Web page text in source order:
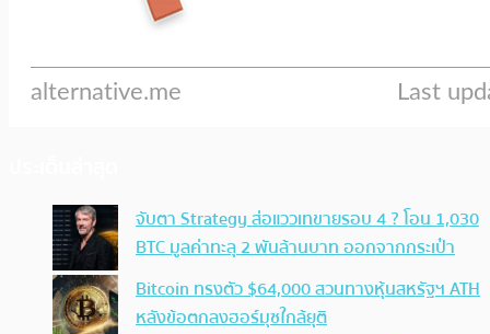
จับตา Strategy ส่อแววเทขายรอบ 4 ? โอน 1,030
BTC มูลค่าทะลุ 2 พันล้านบาท ออกจากกระเป๋า
Bitcoin ทรงตัว $64,000 สวนทางหุ้นสหรัฐฯ ATH
หลังข้อตกลงฮอร์มุซใกล้ยุติ